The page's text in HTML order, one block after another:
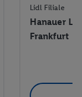
Lidl Filiale
Hanauer
Frankfurt